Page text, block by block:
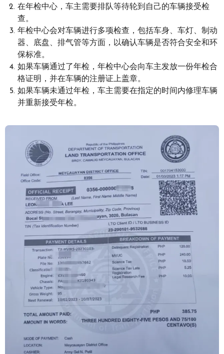
在年检中心，车主需要排队等待轮到自己的车辆接受检
查。
年检中心会对车辆进行多项检查，包括车身、车灯、制动
器、底盘、排气管等方面，以确认车辆是否符合安全和环
保标准。
如果车辆通过了年检，年检中心会向车主发放一份年检合
格证明，并在车辆的注册证上盖章。
如果车辆未通过年检，车主需要在指定的时间内修理车辆
并重新接受年检。